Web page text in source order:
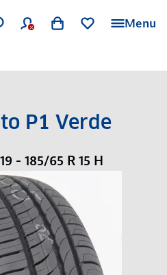
Menu
P1 Verde
- 185/65 R 15 H